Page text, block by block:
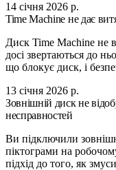
14 січня 2026 р.
Time Machine не дає
Диск Time Machine не
досі звертаються до
що блокує диск, і
13 січня 2026 р.
Зовнішній диск не
несправностей
Ви підключили
піктограми на
підхід до того, як